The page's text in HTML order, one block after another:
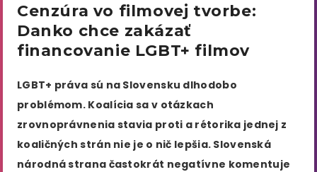
Cenzúra vo filmovej tvorbe:
Danko chce zakázať
financovanie LGBT+ filmov
LGBT+ práva sú na Slovensku dlhodobo
problémom. Koalícia sa v otázkach
zrovnoprávnenia stavia proti a rétorika jednej z
koaličných strán nie je o nič lepšia. Slovenská
národná strana častokrát negatívne komentuje